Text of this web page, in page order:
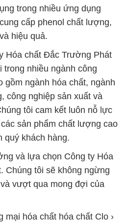
trong nhiều ứng dụng
cấp phenol chất lượng,
hiệu quả.
Hóa chất Đắc Trường Phát
nhiều ngành công
gồm ngành hóa chất, ngành
công nghiệp sản xuất và
tôi cam kết luôn nỗ lực
sản phẩm chất lượng cao
quý khách hàng.
và lựa chọn Công ty Hóa
Chúng tôi sẽ không ngừng
vượt qua mong đợi của
hóa chất hóa chất Clo ›